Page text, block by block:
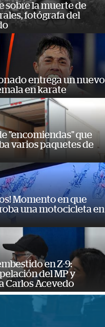
sobre la muerte de
fotógrafa del
entrega un nuevo
en karate
"encomiendas" que
varios paquetes de
Momento en que
una motocicleta en
en Z-9:
del MP y
Carlos Acevedo